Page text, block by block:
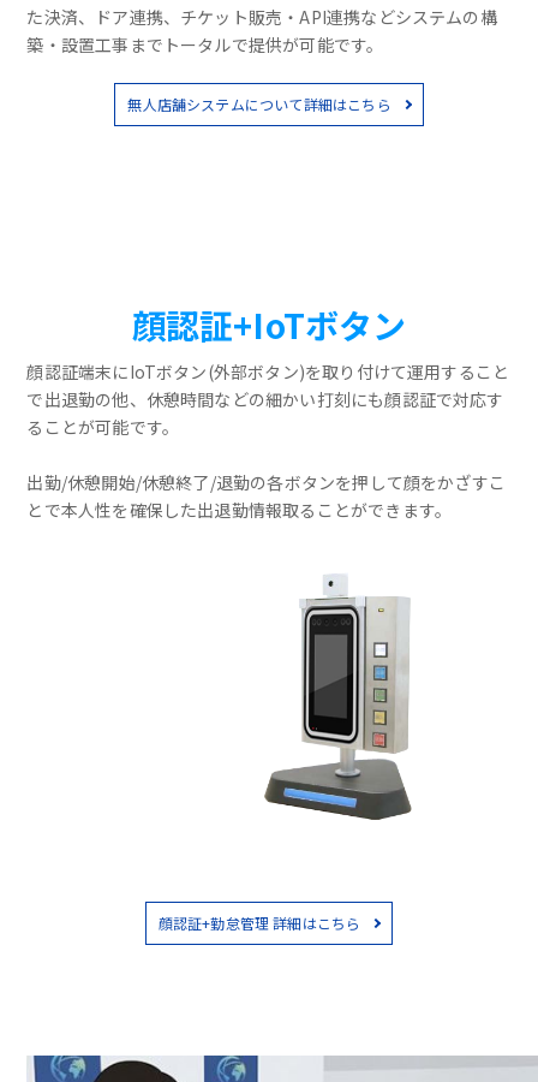
た決済、ドア連携、チケット販売・API連携などシステムの構
築・設置工事までトータルで提供が可能です。
無人店舗システムについて詳細はこちら
顔認証+IoTボタン
顔認証端末にIoTボタン(外部ボタン)を取り付けて運用すること
で出退勤の他、休憩時間などの細かい打刻にも顔認証で対応す
ることが可能です。
出勤/休憩開始/休憩終了/退勤の各ボタンを押して顔をかざすこ
とで本人性を確保した出退勤情報取ることができます。
顔認証+勤怠管理 詳細はこちら